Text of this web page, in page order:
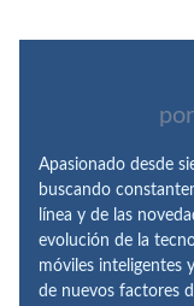
por
Apasionado desde
buscando
línea y de las
evolución de la
móviles inteligentes
de nuevos factores